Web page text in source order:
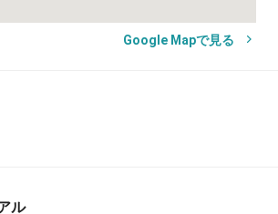
Google Mapで見る
ル